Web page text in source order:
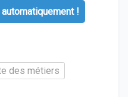
!
des métiers